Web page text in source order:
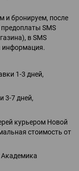
и бронируем, после
SMS
в SMS
информация.
1-3 дней,
3-7 дней,
курьером Новой
стоимость от
Академика